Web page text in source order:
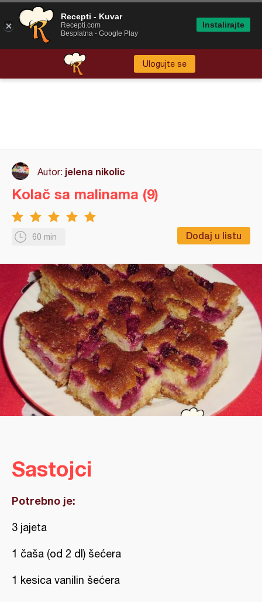
Ulogujte se
Autor: jelena nikolic
60 min Dodaj u listu
Kolač sa malinama (9)
Sastojci
Potrebno je:
3 jajeta
1 čaša (od 2 dl) šećera
1 kesica vanilin šećera
Recepti - Kuvar
Recepti.com
Besplatna - Google Play
Instalirajte